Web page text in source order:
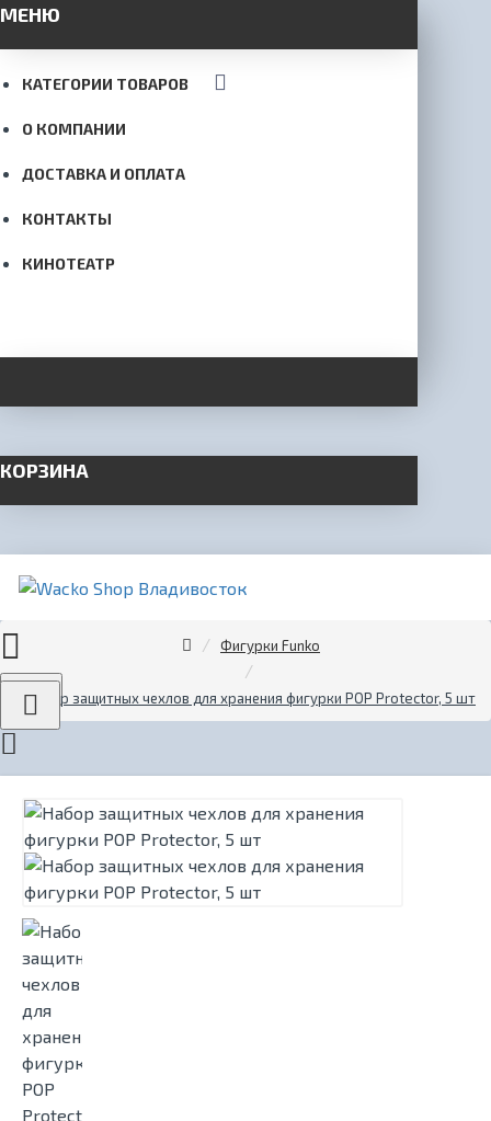
МЕНЮ
КАТЕГОРИИ ТОВАРОВ
О КОМПАНИИ
ДОСТАВКА И ОПЛАТА
КОНТАКТЫ
КИНОТЕАТР
КОРЗИНА
Menu
Фигурки Funko
Набор защитных чехлов для хранения фигурки POP Protector, 5 шт